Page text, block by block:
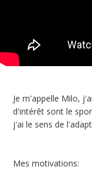
Je m'appelle Milo,
d'intérêt sont le
j'ai le sens de
Mes motivations: